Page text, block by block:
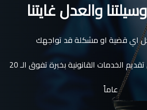
والعدل غايتنا
اي قضية او مشكلة قد تواجهك
حيث اننا متميزون فى تقديم الخدمات القانونية بخبرة تفوق الـ 20
عاماً